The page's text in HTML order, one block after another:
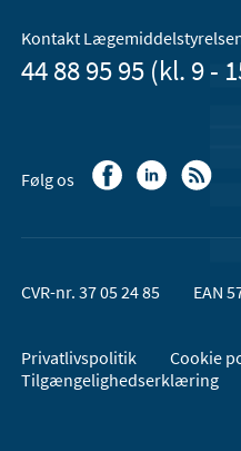
Kontakt
44 88 95 95 (kl. 9 -
Følg os
CVR-nr. 37 05 24 85 EAN
Privatlivspolitik
Cookie
Tilgængelighedserklæring